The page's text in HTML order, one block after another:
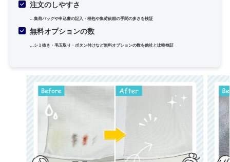
注文のしやすさ
…集荷バッグや申込書の記入・梱包や集荷依頼の手間の多さを検証
無料オプションの数
…シミ抜き・毛玉取り・ボタン付けなど無料オプションの数を他社と比較検証